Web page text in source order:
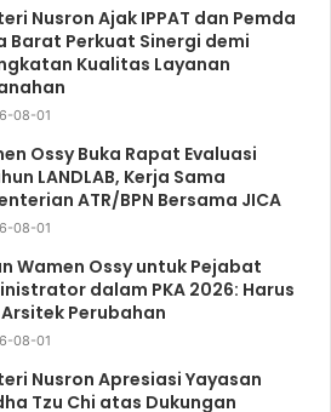
Nusron Ajak IPPAT dan Pemda
Barat Perkuat Sinergi demi
Kualitas Layanan
08-01
Ossy Buka Rapat Evaluasi
LANDLAB, Kerja Sama
ATR/BPN Bersama JICA
08-01
Wamen Ossy untuk Pejabat
dalam PKA 2026: Harus
Perubahan
08-01
Nusron Apresiasi Yayasan
Tzu Chi atas Dukungan